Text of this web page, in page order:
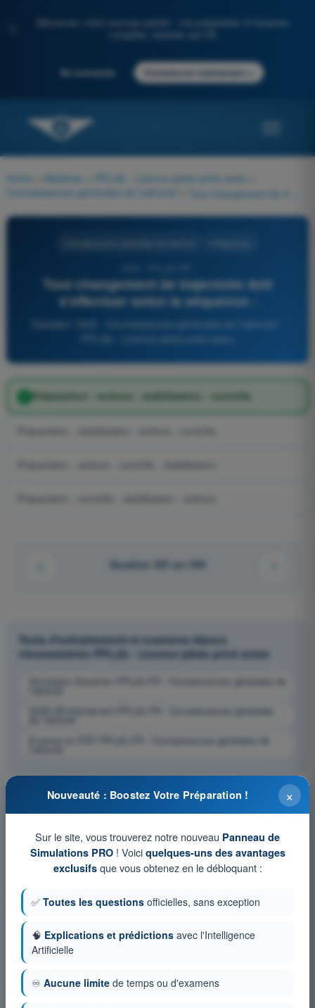
Découvrez notre nouveau portail : une préparation à l'examen
Se connecter Commencer maintenant
Home Matières PPL(A) - Licence pilote privé avion
Connaissances générales de l’aéronef
Tout changement de trajectoire doit
s'effectuer selon la séquence :
Préparation - actions - stabilisation - contrôle.
Question 223 sur 539
Tests d'entraînement et examens blancs
chronométrés PPL(A) - Licence pilote privé avion
Simulation d'examen PPL(A) FR - Connaissances générales de
QCM d'Entraînement PPL(A) FR - Connaissances générales
Examen en PDF PPL(A) FR - Connaissances générales de
×
Nouveauté : Boostez Votre Préparation !
Sur le site, vous trouverez notre nouveau Panneau de
Simulations PRO! Voici quelques-uns des avantages
exclusifsque vous obtenez en le débloquant :
✅ Toutes les questions officielles, sans exception
🧠 Explications et prédictions avec l'Intelligence
Artificielle
♾️ Aucune limite de temps ou d'examens